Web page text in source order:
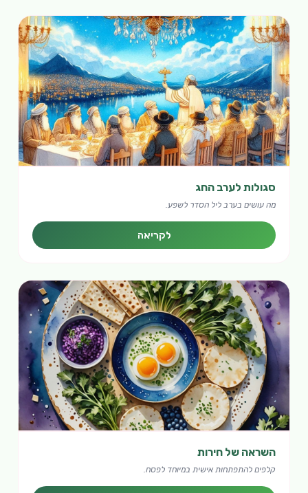
סגולות לערב החג
מה עושים בערב ליל הסדר לשפע.
לקריאה
השראה של חירות
קלפים להתפתחות אישית במיוחד לפסח.